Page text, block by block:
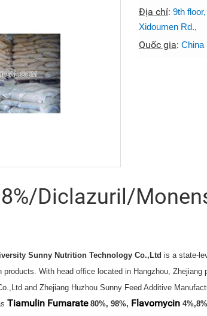
Địa chỉ: 9th
Xidoumen Rd.,
Quốc gia: China
Diclazuril/
Sunny Nutrition Technology Co.,Ltd is a state-
products. With head office located in Hangzhou,
and Zhejiang Huzhou Sunny Feed Additive
Tiamulin Fumarate80%, 98%, Flavomycin